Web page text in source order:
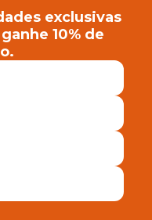
exclusivas
10% de